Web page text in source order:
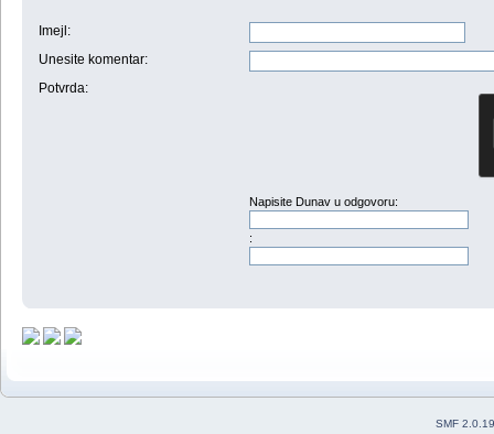
Imejl :
Unesite komentar:
Potvrda:
Napisite Dunav u odgovoru:
:
SMF 2.0.19